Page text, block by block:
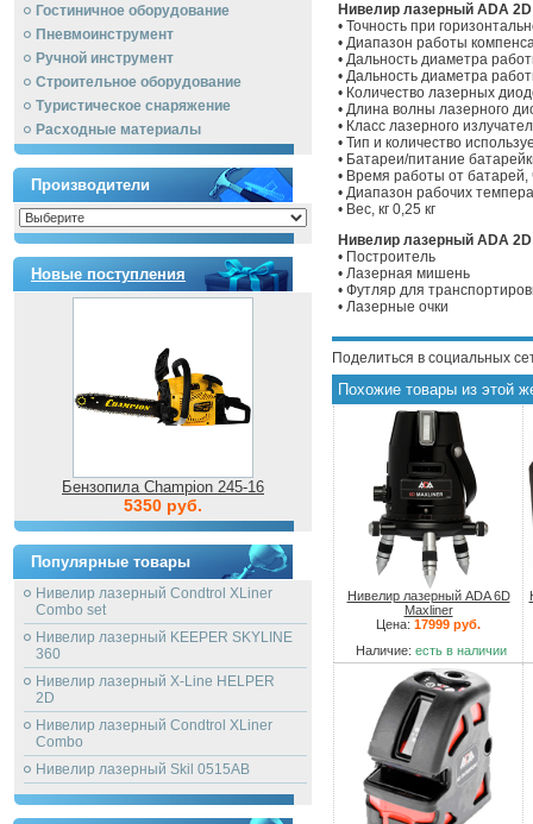
Гостиничное оборудование
Пневмоинструмент
Ручной инcтрумент
Строительное оборудование
Туристическое снаряжение
Расходные материалы
Производители
Новые поступления
Бензопила Champion 245-16
5350 руб.
Популярные товары
Нивелир лазерный Condtrol XLiner
Combo set
Нивелир лазерный KEEPER SKYLINE
360
Нивелир лазерный X-Line HELPER
2D
Нивелир лазерный Condtrol XLiner
Combo
Нивелир лазерный Skil 0515AB
Нивелир лазерный ADA
• Точность при
• Диапазон работы
• Дальность диаметра
• Дальность диаметра
• Количество лазерных
• Длина волны лазерного
• Класс лазерного
• Тип и количество
• Батареи/питание
• Время работы от батарей,
• Диапазон рабочих
• Вес, кг 0,25 кг
Нивелир лазерный ADA
• Построитель
• Лазерная мишень
• Футляр для
• Лазерные очки
Поделиться в социальных
Похожие товары из этой
Нивелир лазерный ADA 6D
Maxliner
Цена: 17999 руб.
Наличие: есть в наличии